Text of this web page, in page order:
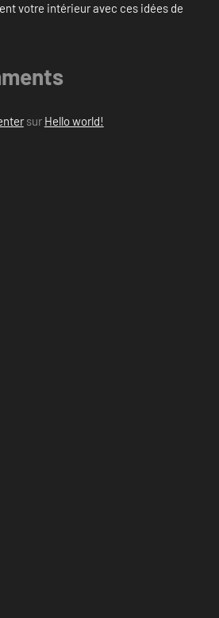
votre intérieur avec ces idées de
sur Hello world!